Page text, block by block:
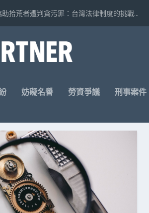
拾荒者遭判貪污罪：台灣法律制度的挑戰...
妨礙名譽 勞資爭議 刑事案件